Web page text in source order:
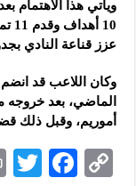
ويأتي هذا
عزز قناعة النادي
وكان اللاعب قد
الماضي، بعد خروجه
أموريم، وقبل ذلك
C
F